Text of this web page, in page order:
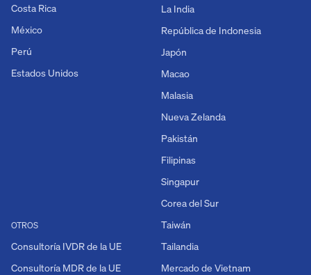
Costa Rica
México
Perú
Estados Unidos
OTROS
Consultoría IVDR de la UE
Consultoría MDR de la UE
La India
República de Indonesia
Japón
Macao
Malasia
Nueva Zelanda
Pakistán
Filipinas
Singapur
Corea del Sur
Taiwán
Tailandia
Mercado de Vietnam